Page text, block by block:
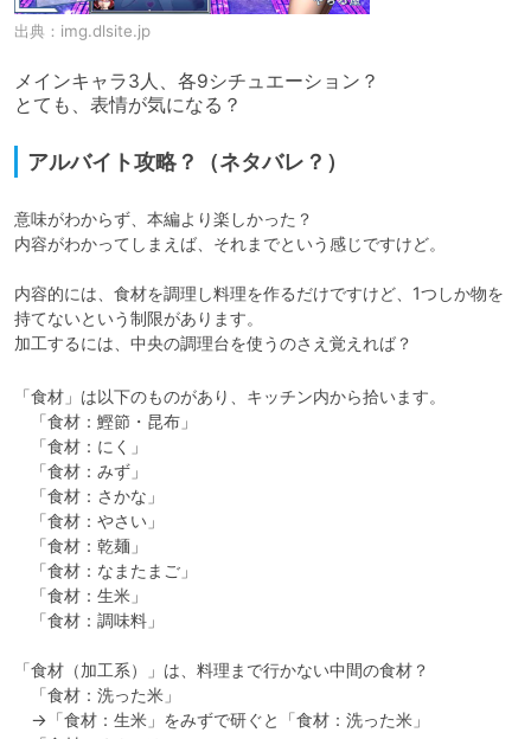
出典： img.dlsite.jp
メインキャラ3人、各9シチュエーション？
とても、表情が気になる？
アルバイト攻略？（ネタバレ？）
意味がわからず、本編より楽しかった？
内容がわかってしまえば、それまでという感じですけど。
内容的には、食材を調理し料理を作るだけですけど、1つしか物を
持てないという制限があります。
加工するには、中央の調理台を使うのさえ覚えれば？
「食材」は以下のものがあり、キッチン内から拾います。
「食材：鰹節・昆布」
「食材：にく」
「食材：みず」
「食材：さかな」
「食材：やさい」
「食材：乾麺」
「食材：なまたまご」
「食材：生米」
「食材：調味料」
「食材（加工系）」は、料理まで行かない中間の食材？
「食材：洗った米」
→「食材：生米」をみずで研ぐと「食材：洗った米」